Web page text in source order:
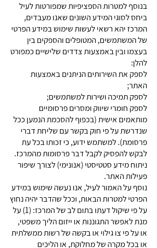
בנוסף למטרות הספציפיות שמפורטות לעיל
ביחס לסוגי המידע השונים שאנו מעבדים,
המרכז יהא רשאי לעשות שימוש במידע הפרטי
של המשתמשים, המטופלים והספקים בין
בעצמו ובין באמצעות צדדים שלישיים כמפורט
להלן:
לספק את השירותים הניתנים באמצעות
האתר;
לספק תמיכה ושירות למשתמשים;
לספק חומרי שיווק ומסרים פרסומיים
מותאמים אישית (בכפוף להסכמת הנמען ככל
שנדרשת על פי חוק בקשר עם שליחת דברי
פרסומת). למשתמש ידוע, כי זכותו בכל עת
לבקש להפסיק לקבל דבר פרסומות מהמרכז.
ניתוח מידע סטטיסטי (אנונימי) לצורך שיפור
פעילות האתר.
נוסף על האמור לעיל, אנו נעשה שימוש במידע
הפרטי למטרות הבאות, וככל שהדבר יהיה נחוץ
על פי שיקול דעתו בתום לב של המרכז: (1) על
מנת לאפשר התגוננות או ייזום הליך משפטי,
או על פי צו גילוי או בקשה של רשות ממשלתית
או בכל מקרה של מחלוקת, או הליכים